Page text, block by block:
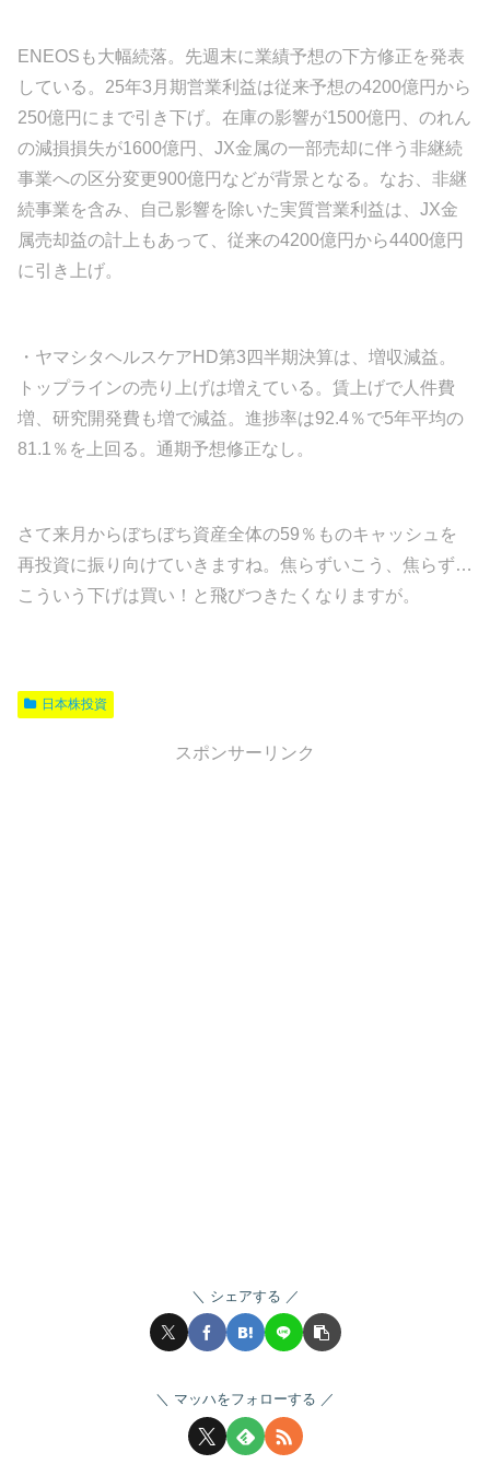
ENEOSも大幅続落。先週末に業績予想の下方修正を発表
している。25年3月期営業利益は従来予想の4200億円から
250億円にまで引き下げ。在庫の影響が1500億円、のれん
の減損損失が1600億円、JX金属の一部売却に伴う非継続
事業への区分変更900億円などが背景となる。なお、非継
続事業を含み、自己影響を除いた実質営業利益は、JX金
属売却益の計上もあって、従来の4200億円から4400億円
に引き上げ。
・ヤマシタヘルスケアHD第3四半期決算は、増収減益。
トップラインの売り上げは増えている。賃上げで人件費
増、研究開発費も増で減益。進捗率は92.4％で5年平均の
81.1％を上回る。通期予想修正なし。
さて来月からぼちぼち資産全体の59％ものキャッシュを
再投資に振り向けていきますね。焦らずいこう、焦らず…
こういう下げは買い！と飛びつきたくなりますが。
日本株投資
スポンサーリンク
シェアする
マッハをフォローする